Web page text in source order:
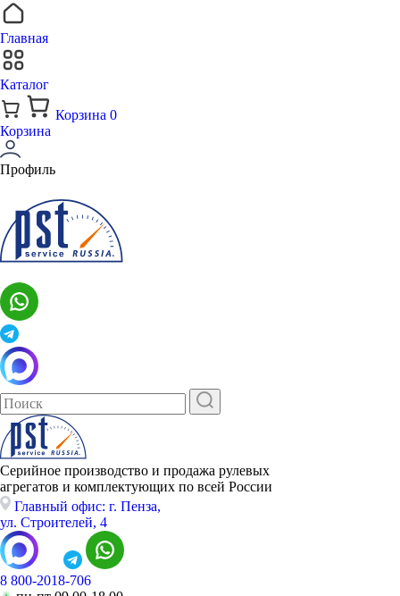
Главная
Каталог
Корзина 0
Корзина
Профиль
Серийное производство и продажа рулевых
агрегатов и комплектующих по всей России
Главный офис: г. Пенза,
ул. Строителей, 4
8 800-2018-706